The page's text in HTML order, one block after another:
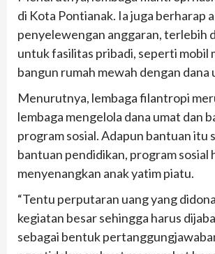
di Kota Pontianak. Ia juga berharap
penyelewengan anggaran, terlebih
untuk fasilitas pribadi, seperti mobil
bangun rumah mewah dengan dana
Menurutnya, lembaga filantropi
lembaga mengelola dana umat dan
program sosial. Adapun bantuan itu
bantuan pendidikan, program sosial
menyenangkan anak yatim piatu.
“Tentu perputaran uang yang
kegiatan besar sehingga harus
sebagai bentuk